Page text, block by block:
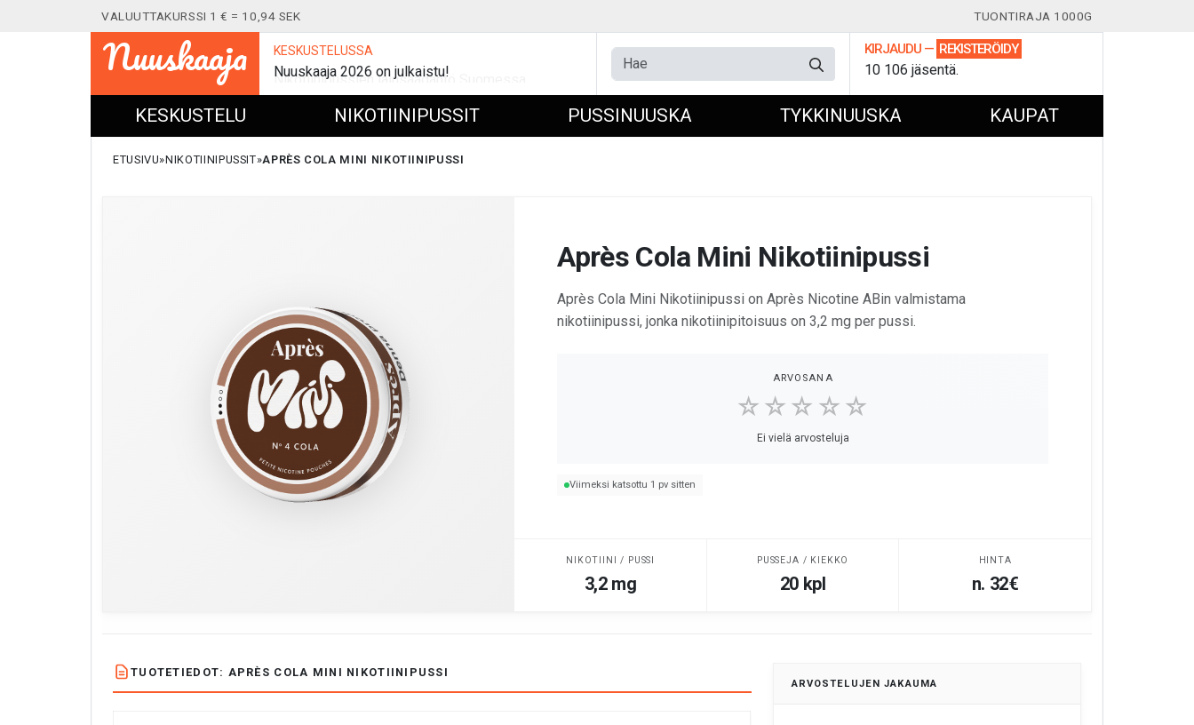
VALUUTTAKURSSI 1 € = 10,94 SEK TUONTIRAJA 1000G
Nuuskaaja KESKUSTELUSSA
Nuuskaaja 2026 on julkaistu!
KIRJAUDU — REKISTERÖIDY
10 106 jäsentä.
KESKUSTELU NIKOTIINIPUSSIT PUSSINUUSKA TYKKINUUSKA KAUPAT
ETUSIVU NIKOTIINIPUSSIT APRÈS COLA MINI NIKOTIINIPUSSI
Après Cola Mini Nikotiinipussi
Après Cola Mini Nikotiinipussi on Après Nicotine ABin valmistama
nikotiinipussi, jonka nikotiinipitoisuus on 3,2 mg per pussi.
ARVOSANA
☆☆☆☆☆
Ei vielä arvosteluja
Viimeksi katsottu 1 pv sitten
NIKOTIINI / PUSSI
3,2 mg
PUSSEJA / KIEKKO
20 kpl
HINTA
n. 32€
TUOTETIEDOT: APRÈS COLA MINI NIKOTIINIPUSSI
ARVOSTELUJEN JAKAUMA